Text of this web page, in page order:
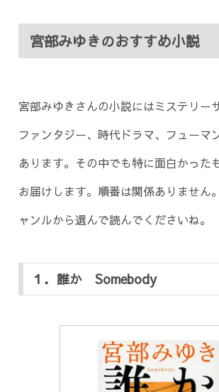
宮部みゆきのおすすめ小説
宮部みゆきさんの小説にはミステリー
ファンタジー、時代ドラマ、フューマ
あります。その中でも特に面白かった
お届けします。順番は関係ありません
ャンルから選んで読んでくださいね。
１．誰か Somebody